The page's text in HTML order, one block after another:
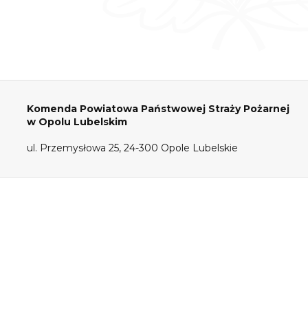
Komenda Powiatowa Państwowej Straży Pożarnej
w Opolu Lubelskim
ul. Przemysłowa 25, 24-300 Opole Lubelskie